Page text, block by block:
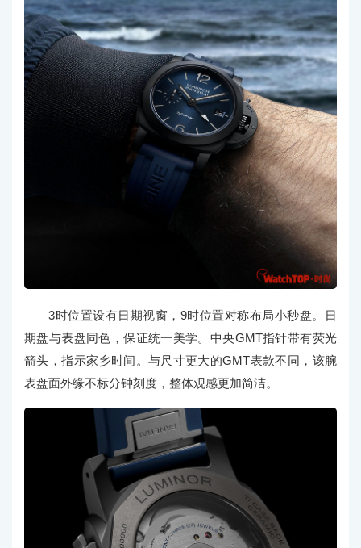
3时位置设有日期视窗，9时位置对称布局小秒盘。日
期盘与表盘同色，保证统一美学。中央GMT指针带有荧光
箭头，指示家乡时间。与尺寸更大的GMT表款不同，该腕
表盘面外缘不标分钟刻度，整体观感更加简洁。